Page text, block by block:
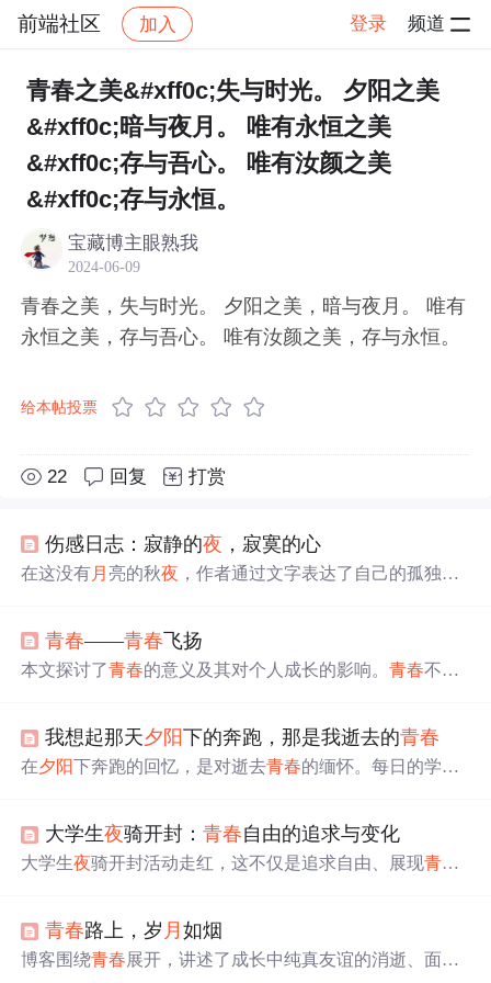
前端社区 加入 登录 频道
社区 前端社区 感慨 帖子详情
青春之美&#xff0c;失与时光。 夕阳之美
&#xff0c;暗与夜月。 唯有永恒之美
&#xff0c;存与吾心。 唯有汝颜之美
&#xff0c;存与永恒。
宝藏博主眼熟我
2024-06-09
青春之美，失与时光。 夕阳之美，暗与夜月。 唯有
永恒之美，存与吾心。 唯有汝颜之美，存与永恒。
给本帖投票
22 回复 打赏
伤感日志：寂静的夜 ，寂寞的心
在这没有月亮的秋夜 ，作者通过文字表达了自己的孤独和
免迷失自我。在回忆与展望之间，
为了他们依赖的避风港。红尘往事，青春不再，作者在文
青春——青春飞扬
本文探讨了青春的意义及其对个人成长的影响。青春不仅
我想起那天夕阳下的奔跑，那是我逝去的青春
在夕阳下奔跑的回忆，是对逝去青春的缅怀。每日的学习
大学生夜骑开封：青春自由的追求与变化
大学生夜骑开封活动走红，这不仅是追求自由、展现青春
展，追求自由方式变化，需引导规范，构建和谐活力社
会。
青春路上，岁 月如烟
博客围绕青春展开，讲述了成长中纯真友谊的消逝、面对